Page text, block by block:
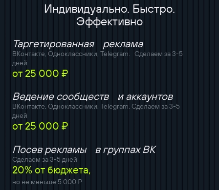
Индивидуально. Быстро.
Эффективно
Таргетированная реклама
ВКонтакте, Одноклассники, Telegram. Сделаем за 3-5
дней
от 25 000 ₽
Ведение сообществ и аккаунтов
ВКонтакте, Одноклассники, Telegram. Сделаем за 3-5
дней
от 25 000 ₽
Посев рекламы в группах ВК
Сделаем за 3-5 дней
20% от бюджета,
но не меньше 5 000 ₽